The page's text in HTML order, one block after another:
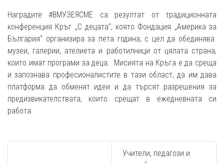
Наградите #ВМУЗЕЯСМЕ са резултат от традиционната
конференция Кръг „С децата“, която Фондация „Америка за
България“ организира за пета година, с цел да обединява
музеи, галерии, ателиета и работилници от цялата страна,
които имат програми за деца. Мисията на Кръга е да среща
и запознава професионалистите в тази област, да им дава
платформа да обменят идеи и да търсят разрешения за
предизвикателствата, които срещат в ежедневната си
работа.
Учители, педагози и